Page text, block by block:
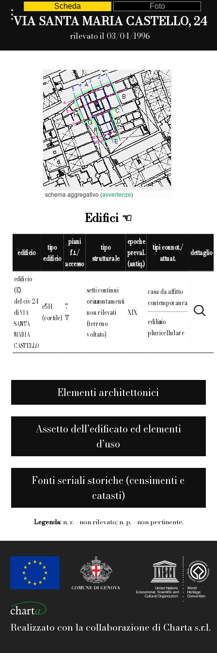
Scheda Foto
VIA SANTA MARIA CASTELLO, 24
rilevato il 03/04/1996
schema aggregativo (avvertenze)
Edifici
edificio tipo
edificio
piani
f.t./
accesso
tipo
strutturale
epoche
preval.
(antiq.)
tipi connot./
attuat.
dettaglio
edificio
(E)
del civ 24
diVIA
SANTA
MARIA
CASTELLO
e5H
(cortile)
7
T
setti continui
orizzontamenti
non rilevati
(terreno
voltato)
XIX
casa da affitto
contemporanea
edilizio
pluricellulare
Elementi architettonici
Assetto dell’edificato ed elementi
d’uso
Fonti seriali storiche (censimenti e
catasti)
Legenda: n. r. - non rilevato; n. p. - non pertinente.
Realizzato con la collaborazione di Charta s.r.l.